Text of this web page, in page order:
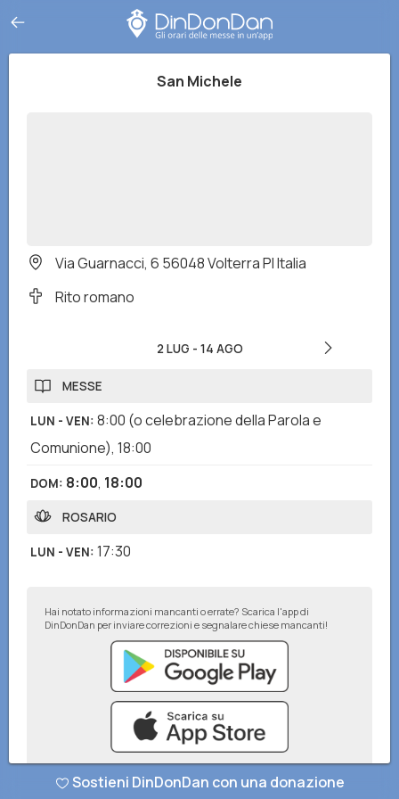
San Michele
Via Guarnacci, 6 56048 Volterra PI Italia
Rito romano
2 LUG - 14 AGO
MESSE
LUN - VEN: 8:00 (o celebrazione della Parola e
Comunione), 18:00
DOM: 8:00, 18:00
ROSARIO
LUN - VEN: 17:30
Hai notato informazioni mancanti o errate? Scarica l'app di
DinDonDan per inviare correzioni e segnalare chiese mancanti!
Sostieni DinDonDan con una donazione